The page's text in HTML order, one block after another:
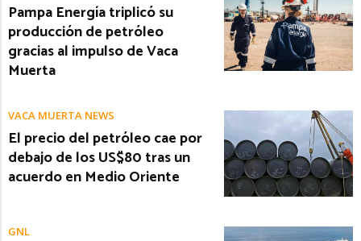
Pampa Energía triplicó su
producción de petróleo
gracias al impulso de Vaca
Muerta
VACA MUERTA NEWS
El precio del petróleo cae por
debajo de los US$80 tras un
acuerdo en Medio Oriente
GNL